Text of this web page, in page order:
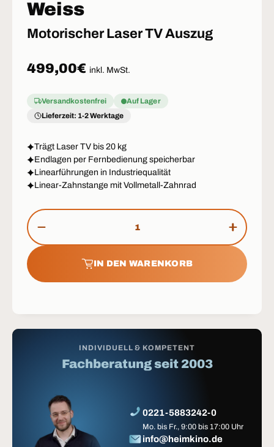
Weiss
Motorischer Laser TV Auszug
Normaler Preis
499,00€ inkl. MwSt.
Versandkostenfrei
Auf Lager
Lieferzeit: 1-2 Werktage
Trägt Laser TV bis 20 kg
Endlagen per Fernbedienung speicherbar
Linearführungen in Industriequalität
Linear-Zahnstange mit Vollmetall-Zahnrad
Anzahl
MENGE
IN DEN WARENKORB
INDIVIDUELL & KOMPETENT
Fachberatung seit 2003
0221-5883242-0
Mo. bis Fr., 9:00 bis 17:00 Uhr
info@heimkino.de